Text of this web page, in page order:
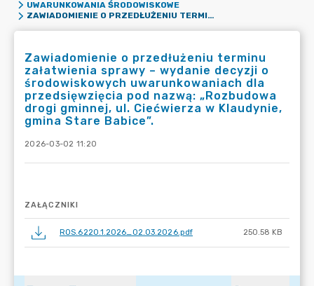
UWARUNKOWANIA ŚRODOWISKOWE
ZAWIADOMIENIE O PRZEDŁUŻENIU TERMINU ZAŁATWIENIA SPRAWY – WYDANIE DECYZJI O ŚRODOWISKOWYCH UWARUNKOWANIACH DLA PRZEDSIĘWZIĘCIA POD NAZWĄ: „ROZBUDOWA DROGI GMINNEJ, UL. CIEĆWIERZA W KLAUDYNIE, GMINA STARE BABICE”.
Zawiadomienie o przedłużeniu terminu
załatwienia sprawy – wydanie decyzji o
środowiskowych uwarunkowaniach dla
przedsięwzięcia pod nazwą: „Rozbudowa
drogi gminnej, ul. Ciećwierza w Klaudynie,
gmina Stare Babice”.
2026-03-02 11:20
ZAŁĄCZNIKI
ROS.6220.1.2026_02.03.2026.pdf 250.58 KB